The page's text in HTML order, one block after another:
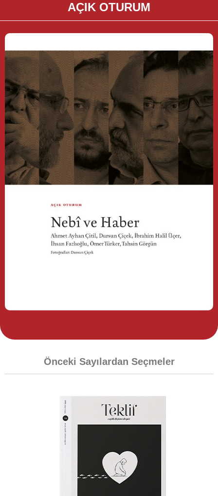
AÇIK OTURUM
Önceki Sayılardan Seçmeler